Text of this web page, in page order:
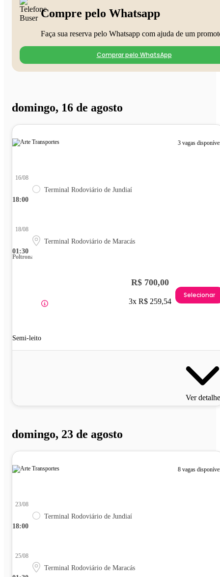
Compre pelo Whatsapp
Faça sua reserva pelo Whatsapp com ajuda de um
Comprar pelo WhatsApp
domingo, 16 de agosto
3 vagas
18:00
16/08
Terminal Rodoviário de Jundiaí
01:30
18/08
Terminal Rodoviário de Maracás
Poltrona
Semi-leito
R$ 700,00
3x R$ 259,54
Selecionar
Ver
domingo, 23 de agosto
8 vagas
18:00
23/08
Terminal Rodoviário de Jundiaí
25/08
Terminal Rodoviário de Maracás